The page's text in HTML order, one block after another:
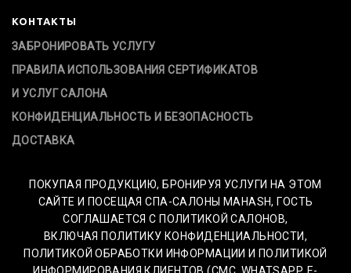
КОНТАКТЫ
ЗАБРОНИРОВАТЬ УСЛУГУ
ПРАВИЛА ИСПОЛЬЗОВАНИЯ СЕРТИФИКАТОВ
И УСЛУГ САЛОНА
КОНФИДЕНЦИАЛЬНОСТЬ И БЕЗОПАСНОСТЬ
ДОСТАВКА
ПОКУПАЯ ПРОДУКЦИЮ, БРОНИРУЯ УСЛУГИ НА ЭТОМ
САЙТЕ И ПОСЕЩАЯ СПА-САЛОНЫ MAHASH, ГОСТЬ
СОГЛАШАЕТСЯ С ПОЛИТИКОЙ САЛОНОВ,
ВКЛЮЧАЯ ПОЛИТИКУ КОНФИДЕНЦИАЛЬНОСТИ,
ПОЛИТИКОЙ ОБРАБОТКИ ИНФОРМАЦИИ И ПОЛИТИКОЙ